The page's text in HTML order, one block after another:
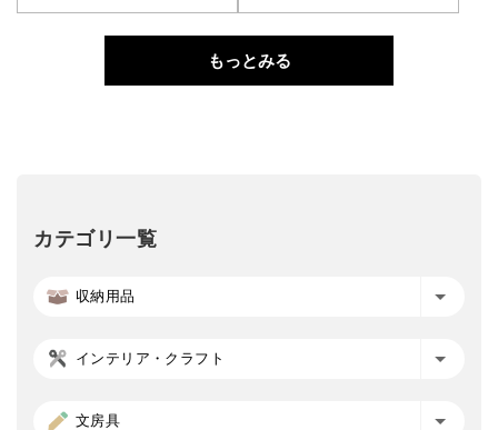
もっとみる
カテゴリ一覧
収納用品
インテリア・クラフト
文房具